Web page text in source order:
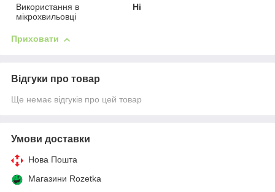
Використання в
мікрохвильовці
Ні
Приховати
Відгуки про товар
Ще немає відгуків про цей товар
Умови доставки
Нова Пошта
Магазини Rozetka